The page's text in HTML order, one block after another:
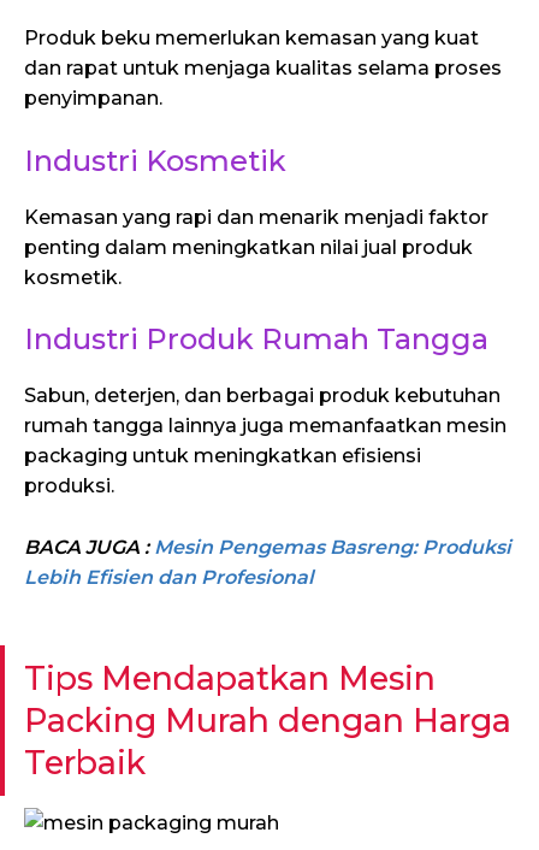
Produk beku memerlukan kemasan yang kuat
dan rapat untuk menjaga kualitas selama proses
penyimpanan.
Industri Kosmetik
Kemasan yang rapi dan menarik menjadi faktor
penting dalam meningkatkan nilai jual produk
kosmetik.
Industri Produk Rumah Tangga
Sabun, deterjen, dan berbagai produk kebutuhan
rumah tangga lainnya juga memanfaatkan mesin
packaging untuk meningkatkan efisiensi
produksi.
BACA JUGA : Mesin Pengemas Basreng: Produksi
Lebih Efisien dan Profesional
Tips Mendapatkan Mesin
Packing Murah dengan Harga
Terbaik